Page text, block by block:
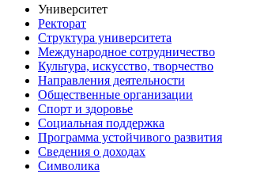
Университет
Ректорат
Структура университета
Международное сотрудничество
Культура, искусство, творчество
Направления деятельности
Общественные организации
Спорт и здоровье
Социальная поддержка
Программа устойчивого развития
Сведения о доходах
Символика